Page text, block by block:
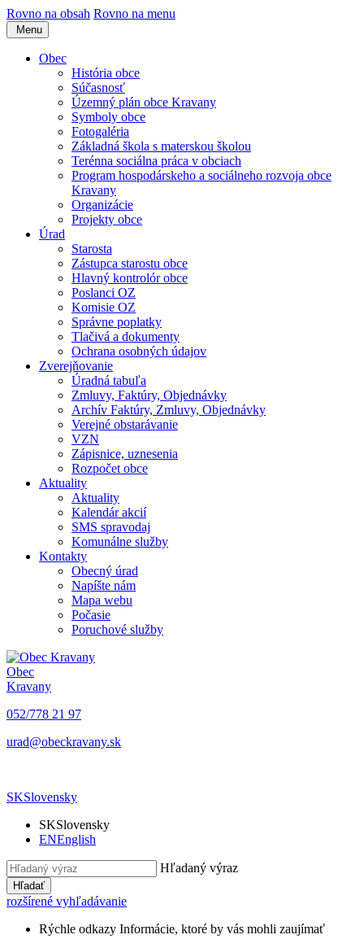
Rovno na obsah Rovno na menu
Menu
Obec
História obce
Súčasnosť
Územný plán obce Kravany
Symboly obce
Fotogaléria
Základná škola s materskou školou
Terénna sociálna práca v obciach
Program hospodárskeho a sociálneho rozvoja obce
Kravany
Organizácie
Projekty obce
Úrad
Starosta
Zástupca starostu obce
Hlavný kontrolór obce
Poslanci OZ
Komisie OZ
Správne poplatky
Tlačivá a dokumenty
Ochrana osobných údajov
Zverejňovanie
Úradná tabuľa
Zmluvy, Faktúry, Objednávky
Archív Faktúry, Zmluvy, Objednávky
Verejné obstarávanie
VZN
Zápisnice, uznesenia
Rozpočet obce
Aktuality
Aktuality
Kalendár akcií
SMS spravodaj
Komunálne služby
Kontakty
Obecný úrad
Napíšte nám
Mapa webu
Počasie
Poruchové služby
Obec
Kravany
052/778 21 97
urad@obeckravany.sk
SKSlovensky
SKSlovensky
ENEnglish
Hľadaný výraz
Hľadať
rozšírené vyhľadávanie
Rýchle odkazy Informácie, ktoré by vás mohli zaujímať